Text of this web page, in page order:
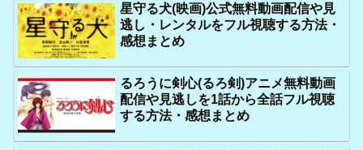
星守る犬(映画)公式無料動画配信や見
逃し・レンタルをフル視聴する方法・
感想まとめ
るろうに剣心(るろ剣)アニメ無料動画
配信や見逃しを1話から全話フル視聴
する方法・感想まとめ